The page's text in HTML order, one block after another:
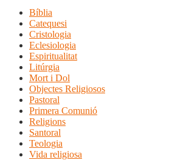
Bíblia
Catequesi
Cristologia
Eclesiologia
Espiritualitat
Litúrgia
Mort i Dol
Objectes Religiosos
Pastoral
Primera Comunió
Religions
Santoral
Teologia
Vida religiosa